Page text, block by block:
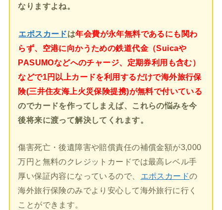
なりますよね。
エポスカードは年会費が永年無料であるにも関わ
らず、空港に向かうための鉄道代金（Suicaや
PASUMOなどへのチャージ、定期券利用も含む）
などで1円以上カードを利用するだけで海外旅行保
険(三井住友海上火災保険提携)が無料で付いている
のでカードを作ってしまえば、これらの悩みを今
後将来に渡って解決してくれます。
傷害死亡・後遺障害や賠償責任の補償金額が3,000
万円と無料のクレジットカードでは最高レベル手
厚い保証内容になっているので、
エポスカードの
海外旅行保険のみでより安心して海外旅行に行く
ことができます。